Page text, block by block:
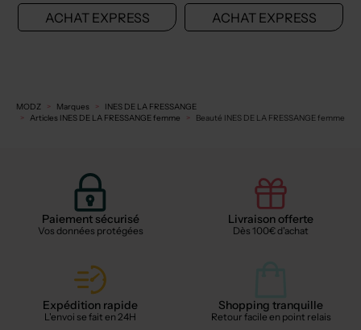
ACHAT EXPRESS ACHAT EXPRESS
MODZ Marques
INES DE LA FRESSANGE
Articles INES DE LA FRESSANGE femme
Beauté INES DE LA FRESSANGE femme
Paiement sécurisé
Vos données protégées
Livraison offerte
Dès 100€ d'achat
Expédition rapide
L'envoi se fait en 24H
Shopping tranquille
Retour facile en point relais